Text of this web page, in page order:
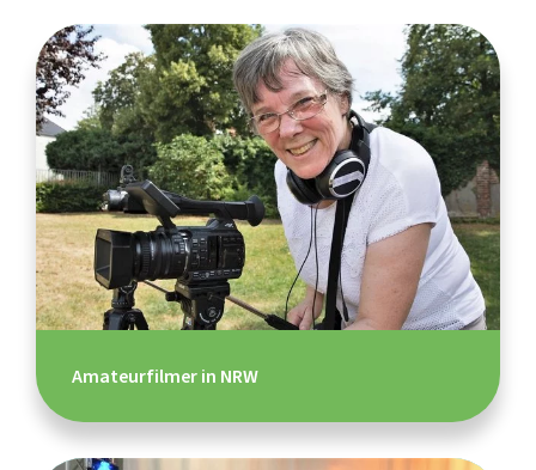
Amateurfilmer in NRW